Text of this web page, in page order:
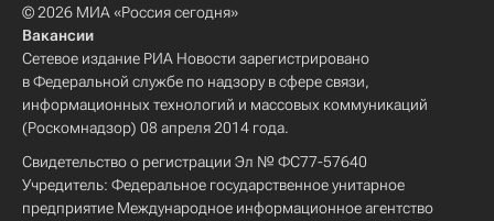
© 2026 МИА «Россия сегодня»
Вакансии
Сетевое издание РИА Новости зарегистрировано
в Федеральной службе по надзору в сфере связи,
информационных технологий и массовых коммуникаций
(Роскомнадзор) 08 апреля 2014 года.
Свидетельство о регистрации Эл № ФС77-57640
Учредитель: Федеральное государственное унитарное
предприятие Международное информационное агентство